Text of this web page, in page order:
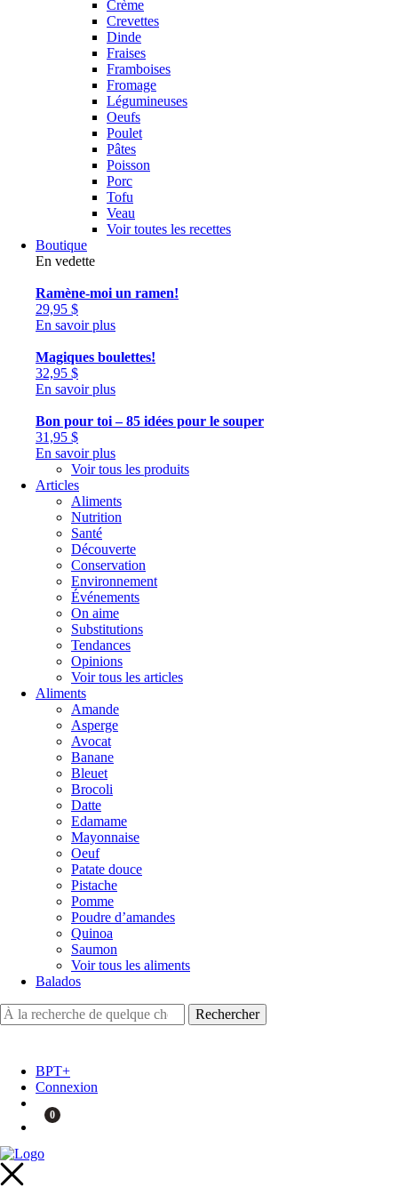
Crème
Crevettes
Dinde
Fraises
Framboises
Fromage
Légumineuses
Oeufs
Poulet
Pâtes
Poisson
Porc
Tofu
Veau
Voir toutes les recettes
Boutique
En vedette
Ramène-moi un ramen!
29,95 $
En savoir plus
Magiques boulettes!
32,95 $
En savoir plus
Bon pour toi – 85 idées pour le souper
31,95 $
En savoir plus
Voir tous les produits
Articles
Aliments
Nutrition
Santé
Découverte
Conservation
Environnement
Événements
On aime
Substitutions
Tendances
Opinions
Voir tous les articles
Aliments
Amande
Asperge
Avocat
Banane
Bleuet
Brocoli
Datte
Edamame
Mayonnaise
Oeuf
Patate douce
Pistache
Pomme
Poudre d’amandes
Quinoa
Saumon
Voir tous les aliments
Balados
BPT+
Connexion
0